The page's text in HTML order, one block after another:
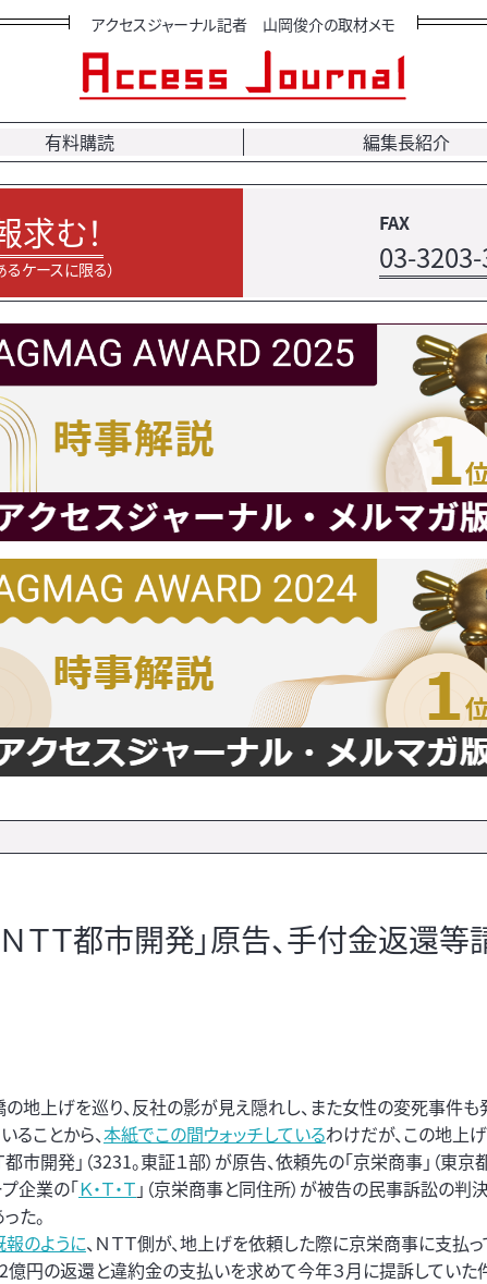
アクセスジャーナル記者 山岡俊介の取材メモ
有料購読 編集長紹介
求む！
ケースに限る）
FAX
03-
ＴＴ都市開発」原告、手付金返還
地上げを巡り、反社の影が見え隠れし、また女性の変死事件も
ることから、本紙でこの間ウォッチしているわけだが、この地上
都市開発」（3231。東証１部）が原告、依頼先の「京栄商事」（東京
企業の「Ｋ・Ｔ・Ｔ 」（京栄商事と同住所）が被告の民事訴訟の判
た。
のように、ＮＴＴ側が、地上げを依頼した際に京栄商事に支払
億円の返還と違約金の支払いを求めて今年３月に提訴していた